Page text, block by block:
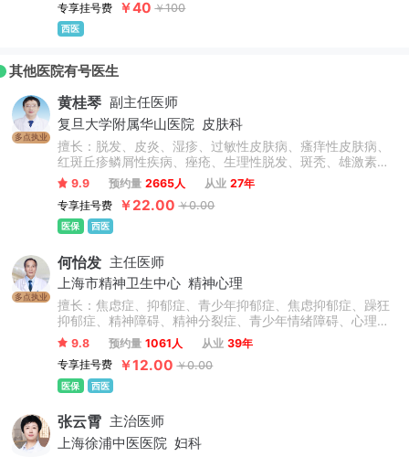
专享挂号费
￥40 ￥100
西医
其他医院有号医生
多点执业
黄桂琴 副主任医师
复旦大学附属华山医院
皮肤科
擅长：脱发、皮炎、湿疹、过敏性皮肤病、瘙痒性皮肤病、
红斑丘疹鳞屑性疾病、痤疮、生理性脱发、斑秃、雄激素性
脱发、荨麻疹、过敏性湿疹、银屑病、寻常痤疮、溢脂性皮
炎、鱼鳞病、皮肤囊肿、疣、真菌性皮肤病、物理性皮肤
病、动物性皮肤病。
9.9 预约量 2665人 从业 27年
专享挂号费
￥22.00 ￥0.00
医保 西医
多点执业
何怡发 主任医师
上海市精神卫生中心 精神心理
擅长：焦虑症、抑郁症、青少年抑郁症、焦虑抑郁症、躁狂
抑郁症、精神障碍、精神分裂症、青少年情绪障碍、心理障
碍、情感障碍、精神病、失眠症、睡眠障碍、双相情感障
碍、躁狂症、忧郁症、恐惧症、幻听、妄想症、植物神经紊
乱、神经衰弱、躯体化形式障碍、癔症、疑病症、心境障
碍、惊恐障碍、产后抑郁症、更年期抑郁症及老年心理障碍
疗，尤其擅长抑郁焦虑与精神分裂症的诊治。
9.8 预约量 1061人 从业 39年
专享挂号费
￥12.00 ￥0.00
医保 西医
张云霄 主治医师
上海徐浦中医医院 妇科